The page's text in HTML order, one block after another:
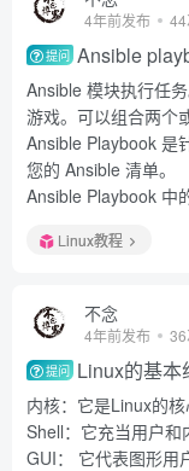
4年前发布
提问 Ansible
Ansible 模块执行任
游戏。可以组合两个
Ansible Playbook 是
您的 Ansible 清单。
Ansible Playbook 中
Linux教程
不念
4年前发布
提问 Linux的基本
内核：它是Linux的
Shell：它充当用户和
GUI： 它代表图形用